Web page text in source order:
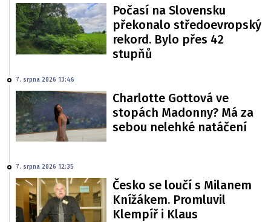
Počasí na Slovensku
překonalo středoevropský
rekord. Bylo přes 42
stupňů
7. srpna 2026 13:46
Charlotte Gottová ve
stopách Madonny? Má za
sebou nelehké natáčení
7. srpna 2026 12:35
Česko se loučí s Milanem
Knížákem. Promluvil
Klempíř i Klaus